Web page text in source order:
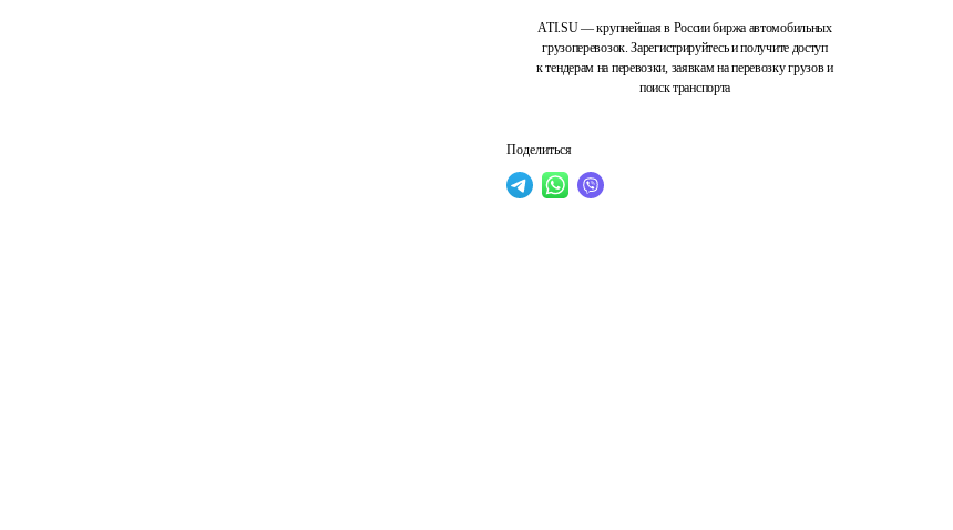
ATI.SU — крупнейшая в России биржа автомобильных
грузоперевозок. Зарегистрируйтесь и получите доступ
к тендерам на перевозки, заявкам на перевозку грузов и
поиск транспорта
Поделиться